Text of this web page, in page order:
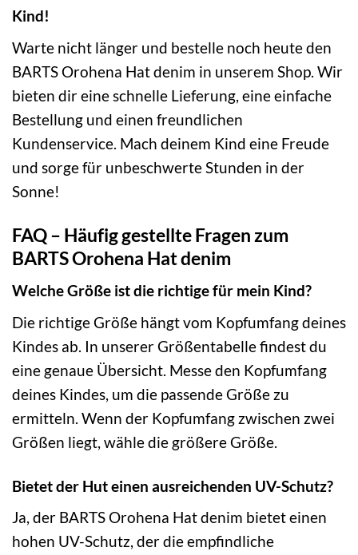
Kind!
Warte nicht länger und bestelle noch heute den
BARTS Orohena Hat denim in unserem Shop. Wir
bieten dir eine schnelle Lieferung, eine einfache
Bestellung und einen freundlichen
Kundenservice. Mach deinem Kind eine Freude
und sorge für unbeschwerte Stunden in der
Sonne!
FAQ – Häufig gestellte Fragen zum
BARTS Orohena Hat denim
Welche Größe ist die richtige für mein Kind?
Die richtige Größe hängt vom Kopfumfang deines
Kindes ab. In unserer Größentabelle findest du
eine genaue Übersicht. Messe den Kopfumfang
deines Kindes, um die passende Größe zu
ermitteln. Wenn der Kopfumfang zwischen zwei
Größen liegt, wähle die größere Größe.
Bietet der Hut einen ausreichenden UV-Schutz?
Ja, der BARTS Orohena Hat denim bietet einen
hohen UV-Schutz, der die empfindliche